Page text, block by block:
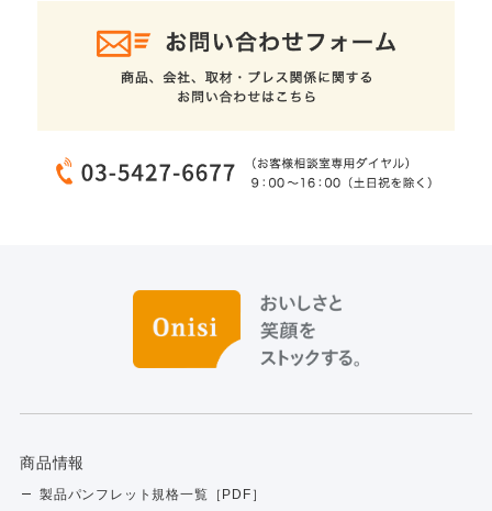
商品情報
製品パンフレット規格一覧［PDF］